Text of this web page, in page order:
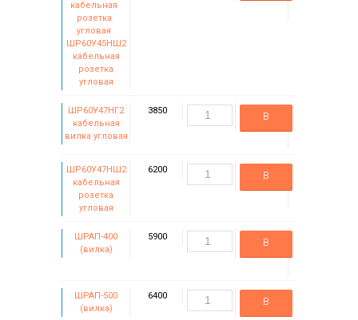
ШР60У45НШ2
кабельная
розетка
угловая
ШР60У47НГ2
кабельная
вилка угловая
3850
В
ШР60У47НШ2
кабельная
розетка
угловая
6200
В
ШРАП-400
(вилка)
5900
В
ШРАП-500
(вилка)
6400
В